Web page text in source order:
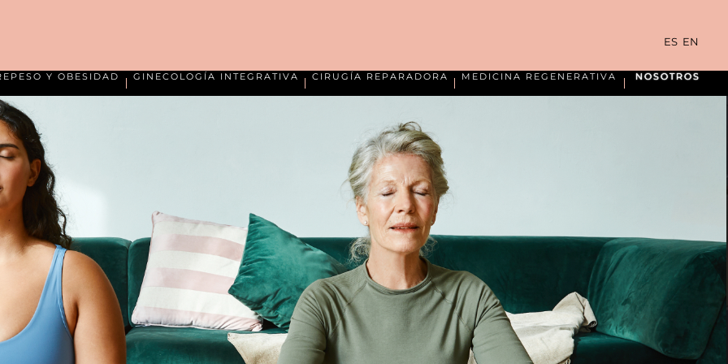
ES EN
Y OBESIDAD GINECOLOGÍA INTEGRATIVA CIRUGÍA REPARADORA MEDICINA REGENERATIVA NOSOTROS